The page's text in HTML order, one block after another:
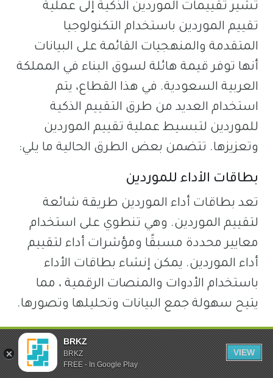
تشير تقييمات الموردين الذكية إلى عملية
تقييم الموردين باستخدام التكنولوجيا
المتقدمة والمنهجيات القائمة على البيانات
أنها توفر قيمة هائلة لسوق البناء في المملكة
العربية السعودية. في هذا القطاع، يتم
استخدام العديد من طرق التقييم الذكية
للموردين لتبسيط عملية تقييم الموردين
وتعزيزها. تتضمن بعض الطرق الحالية ما يلي:
بطاقات الأداء للموردين
تعد بطاقات أداء الموردين طريقة شائعة
لتقييم الموردين. وهي تنطوي على استخدام
معايير محددة مسبقًا ومؤشرات أداء لتقييم
أداء الموردين. يمكن إنشاء بطاقات الأداء
باستخدام الأدوات والمنصات الرقمية ، مما
يتيح سهولة جمع البيانات وتحليلها وتصورها.
توفر الدرجات التي تم الحصول عليها مقياسًا
كميًا لأداء الموردين وتمكين المقارنة الفعالة
واتخاذ القرار.
BRKZ
BRKZ
FREE - In Google Play
VIEW